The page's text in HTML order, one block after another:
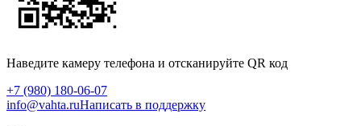
Наведите камеру телефона и отсканируйте QR код
+7 (980) 180-06-07
info@vahta.ruНаписать в поддержку